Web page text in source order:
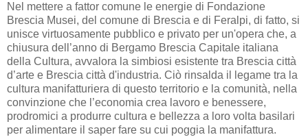
Nel mettere a fattor comune le energie di Fondazione
Brescia Musei, del comune di Brescia e di Feralpi, di fatto, si
unisce virtuosamente pubblico e privato per un'opera che, a
chiusura dell’anno di Bergamo Brescia Capitale italiana
della Cultura, avvalora la simbiosi esistente tra Brescia città
d’arte e Brescia città d'industria. Ciò rinsalda il legame tra la
cultura manifatturiera di questo territorio e la comunità, nella
convinzione che l’economia crea lavoro e benessere,
prodromici a produrre cultura e bellezza a loro volta basilari
per alimentare il saper fare su cui poggia la manifattura.